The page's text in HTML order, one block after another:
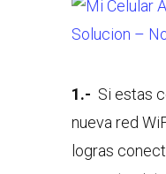
1.- Si estas
nueva red
logras